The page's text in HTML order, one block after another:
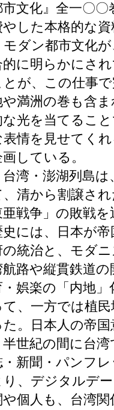
市文化』全一〇
やした本格的な
モダン都市文化
的に明らかにさ
とが、この仕事
や満洲の巻も含
な光を当てるこ
表情を見せてく
している。
湾・澎湖列島は
、清から割譲さ
亜戦争」の敗戦
史には、日本が
の統治と、モダ
航路や縦貫鉄道
・娯楽の「内地
て、一方では植
た。日本人の帝
世紀の間に台湾
・新聞・パンフ
り、デジタルデ
や個人も、台湾